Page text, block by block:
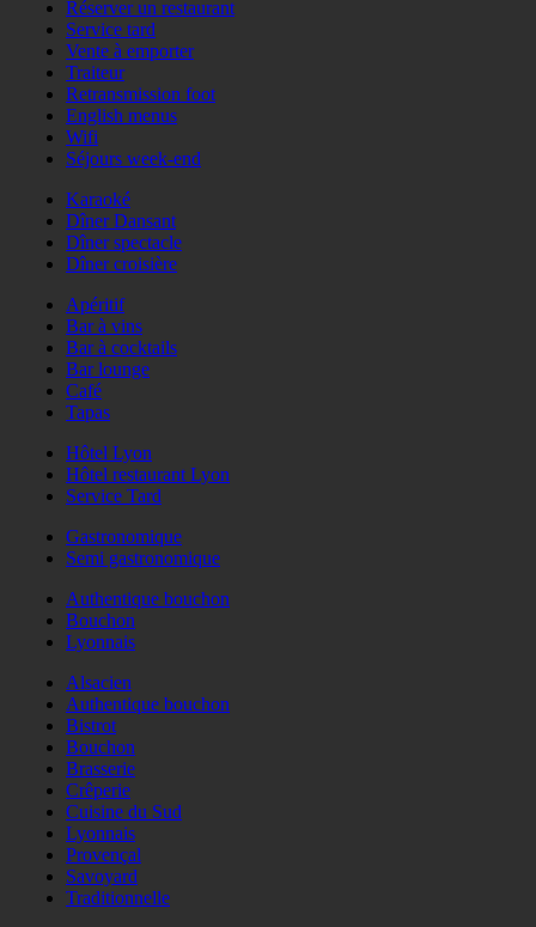
Réserver un restaurant
Service tard
Vente à emporter
Traiteur
Retransmission foot
English menus
Wifi
Séjours week-end
Karaoké
Dîner Dansant
Dîner spectacle
Dîner croisière
Apéritif
Bar à vins
Bar à cocktails
Bar lounge
Café
Tapas
Hôtel Lyon
Hôtel restaurant Lyon
Service Tard
Gastronomique
Semi gastronomique
Authentique bouchon
Bouchon
Lyonnais
Alsacien
Authentique bouchon
Bistrot
Bouchon
Brasserie
Crêperie
Cuisine du Sud
Lyonnais
Provençal
Savoyard
Traditionnelle